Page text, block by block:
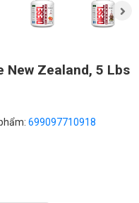
New Zealand, 5 Lbs
699097710918